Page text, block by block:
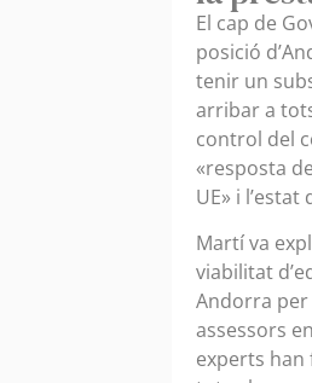
El cap de
posició
tenir un
arribar a
control del
«resposta
UE» i
Martí va
viabilitat
Andorra per
assessors
experts han